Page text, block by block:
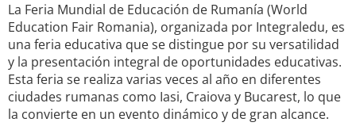
La Feria Mundial de Educación de Rumanía (World
Education Fair Romania), organizada por Integraledu, es
una feria educativa que se distingue por su versatilidad
y la presentación integral de oportunidades educativas.
Esta feria se realiza varias veces al año en diferentes
ciudades rumanas como Iasi, Craiova y Bucarest, lo que
la convierte en un evento dinámico y de gran alcance.